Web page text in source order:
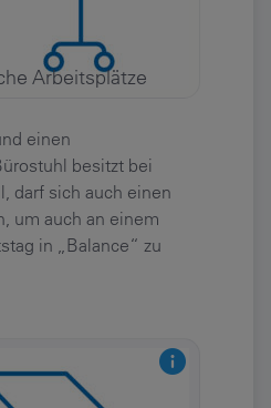
Arbeitsplätze
einen
besitzt bei
darf sich auch einen
um auch an einem
in „Balance“ zu